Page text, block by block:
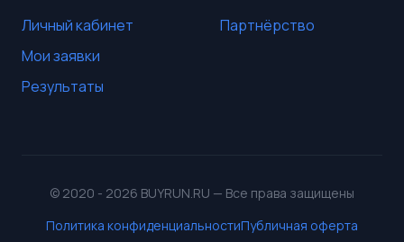
Личный кабинет
Мои заявки
Результаты
Партнёрство
© 2020 - 2026 BUYRUN.RU — Все права защищены
Политика конфиденциальностиПубличная оферта